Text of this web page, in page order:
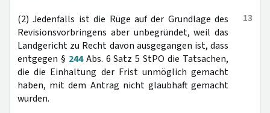
13
(2) Jedenfalls ist die Rüge auf der Grundlage des
Revisionsvorbringens aber unbegründet, weil das
Landgericht zu Recht davon ausgegangen ist, dass
entgegen § 244Abs. 6 Satz 5 StPO die Tatsachen,
die die Einhaltung der Frist unmöglich gemacht
haben, mit dem Antrag nicht glaubhaft gemacht
wurden.